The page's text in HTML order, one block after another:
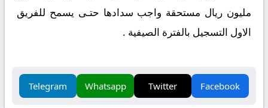
مليون ريال مستحقة واجب سدادها حتـى يسمح للفريق
الاول التسجيل بالفترة الصيفية .
Facebook
Twitter
Whatsapp
Telegram